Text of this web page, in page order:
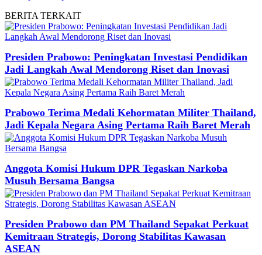
BERITA TERKAIT
Presiden Prabowo: Peningkatan Investasi Pendidikan
Jadi Langkah Awal Mendorong Riset dan Inovasi
Prabowo Terima Medali Kehormatan Militer Thailand,
Jadi Kepala Negara Asing Pertama Raih Baret Merah
Anggota Komisi Hukum DPR Tegaskan Narkoba
Musuh Bersama Bangsa
Presiden Prabowo dan PM Thailand Sepakat Perkuat
Kemitraan Strategis, Dorong Stabilitas Kawasan
ASEAN